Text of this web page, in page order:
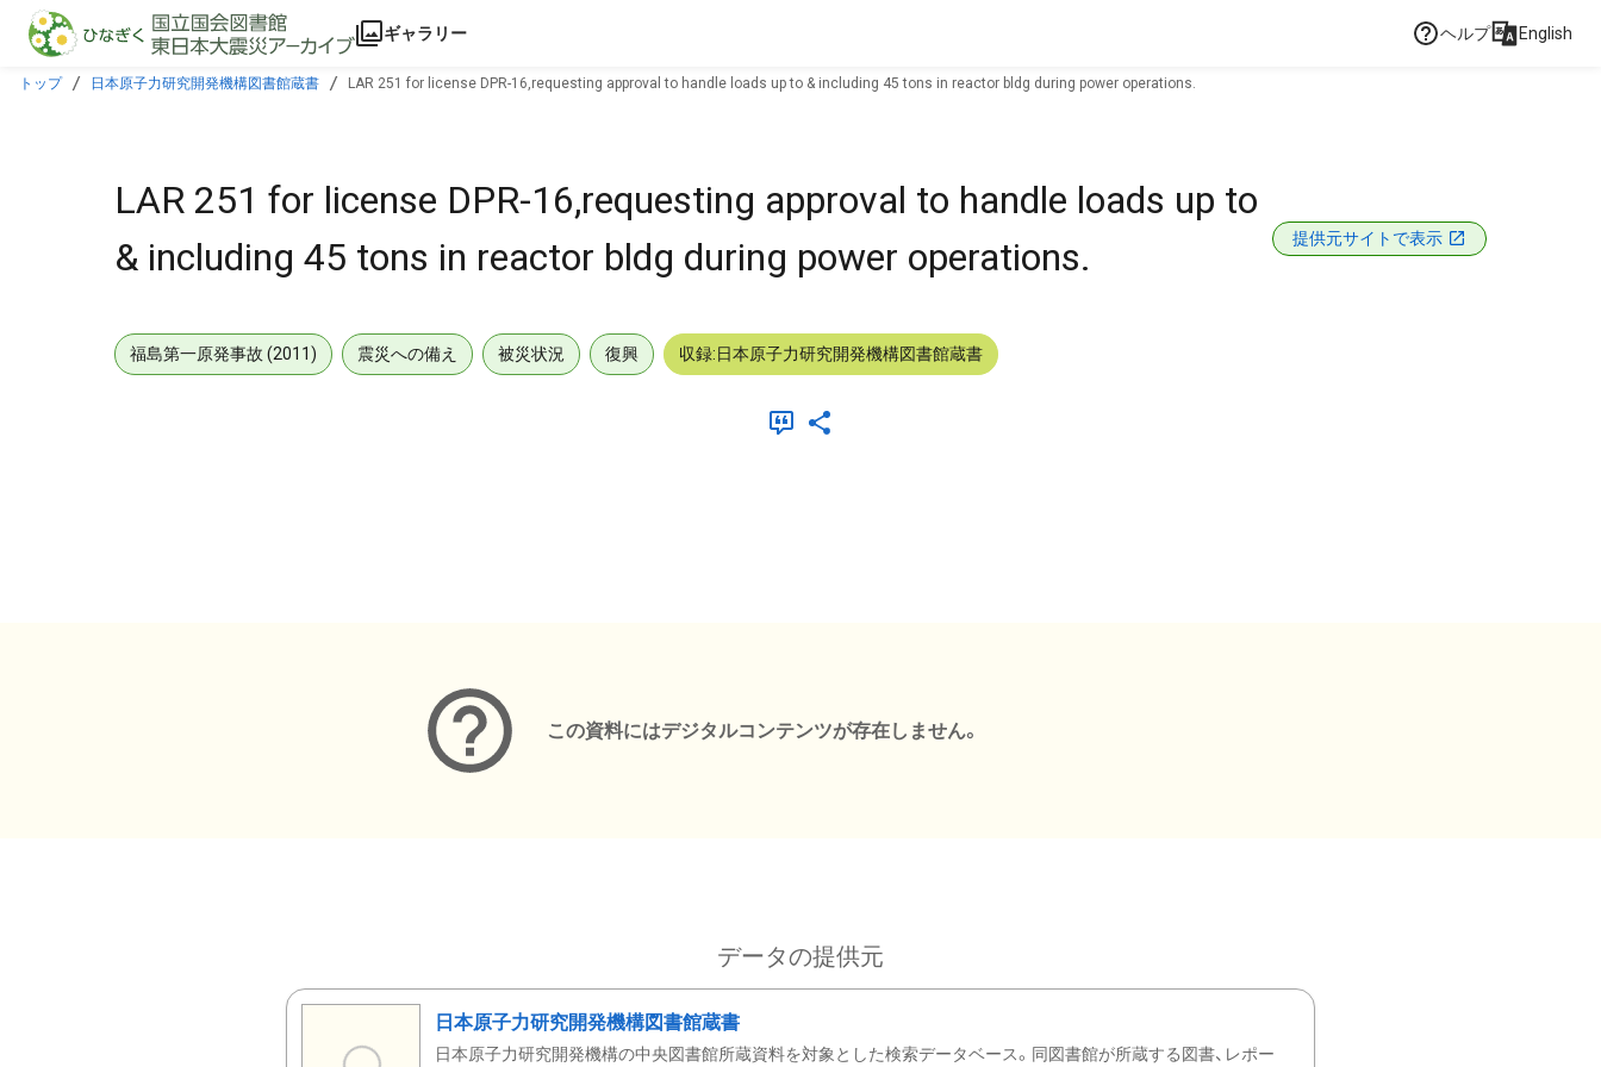
本文に飛ぶ
ギャラリー ヘルプ English
トップ 日本原子力研究開発機構図書館蔵書 LAR 251 for license DPR-16,requesting approval to handle loads up to & including 45 tons in reactor bldg during power operations.
LAR 251 for license DPR-16,requesting approval to handle loads up to
& including 45 tons in reactor bldg during power operations.
提供元サイトで表示
福島第一原発事故 (2011) 震災への備え 被災状況 復興 収録:日本原子力研究開発機構図書館蔵書
この資料にはデジタルコンテンツが存在しません。
データの提供元
日本原子力研究開発機構図書館蔵書
日本原子力研究開発機構の中央図書館所蔵資料を対象とした検索データベース。同図書館が所蔵する図書、レポー